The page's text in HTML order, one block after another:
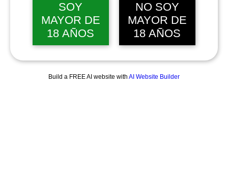
SOY
MAYOR DE
18 AÑOS
NO SOY
MAYOR DE
18 AÑOS
Build a FREE AI website with AI Website Builder